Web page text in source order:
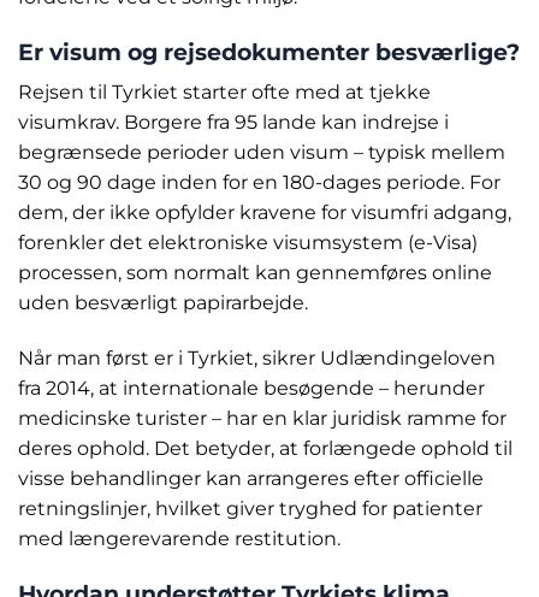
Er visum og rejsedokumenter besværlige?
Rejsen til Tyrkiet starter ofte med at tjekke
visumkrav. Borgere fra 95 lande kan indrejse i
begrænsede perioder uden visum – typisk mellem
30 og 90 dage inden for en 180-dages periode. For
dem, der ikke opfylder kravene for visumfri adgang,
forenkler det elektroniske visumsystem (e-Visa)
processen, som normalt kan gennemføres online
uden besværligt papirarbejde.
Når man først er i Tyrkiet, sikrer Udlændingeloven
fra 2014, at internationale besøgende – herunder
medicinske turister – har en klar juridisk ramme for
deres ophold. Det betyder, at forlængede ophold til
visse behandlinger kan arrangeres efter officielle
retningslinjer, hvilket giver tryghed for patienter
med længerevarende restitution.